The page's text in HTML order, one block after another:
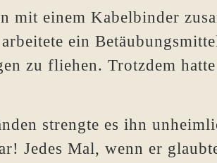
mit einem Kabelbinder
ein
zu fliehen. Trotzdem
strengte es ihn
Jedes Mal, wenn er